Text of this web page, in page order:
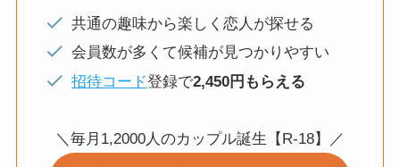
共通の趣味から楽しく恋人が探せる
会員数が多くて候補が見つかりやすい
招待コード登録で2,450円もらえる
＼毎月1,2000人のカップル誕生【R-18】／